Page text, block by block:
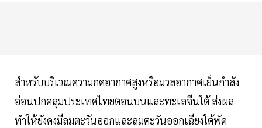
สำหรับบริเวณความกดอากาศสูงหรือมวลอากาศเย็นกำลัง
อ่อนปกคลุมประเทศไทยตอนบนและทะเลจีนใต้ ส่งผล
ทำให้ยังคงมีลมตะวันออกและลมตะวันออกเฉียงใต้พัด